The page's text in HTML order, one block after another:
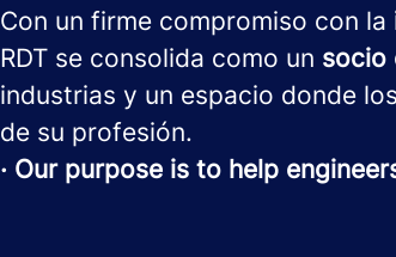
Con un firme compromiso con la
RDT se consolida como un socio
industrias y un espacio donde
de su profesión.
· Our purpose is to help